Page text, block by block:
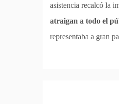
asistencia recalcó la
atraigan a todo el
representaba a gran